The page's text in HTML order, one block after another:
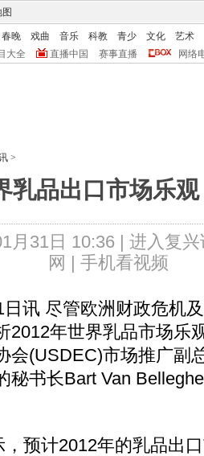
春晚 戏曲 音乐 科教 青少 文化
艺术
大全 直播中国 赛事直播 网络
>
乳品出口市场乐
月31日 10:36 | 进入复兴
网 | 手机看视频
尽管欧洲财政危机及
2012年世界乳品市场乐
会(USDEC)市场推广副
秘书长Bart Van
计2012年的乳品出口